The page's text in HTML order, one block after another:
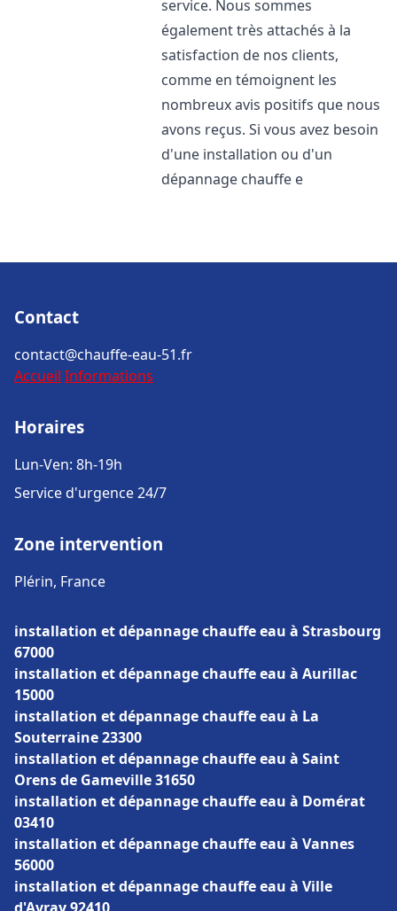
service. Nous sommes
également très attachés à la
satisfaction de nos clients,
comme en témoignent les
nombreux avis positifs que nous
avons reçus. Si vous avez besoin
d'une installation ou d'un
dépannage chauffe e
Contact
contact@chauffe-eau-51.fr
Accueil Informations
Horaires
Lun-Ven: 8h-19h
Service d'urgence 24/7
Zone intervention
Plérin, France
installation et dépannage chauffe eau à Strasbourg
67000
installation et dépannage chauffe eau à Aurillac
15000
installation et dépannage chauffe eau à La
Souterraine 23300
installation et dépannage chauffe eau à Saint
Orens de Gameville 31650
installation et dépannage chauffe eau à Domérat
03410
installation et dépannage chauffe eau à Vannes
56000
installation et dépannage chauffe eau à Ville